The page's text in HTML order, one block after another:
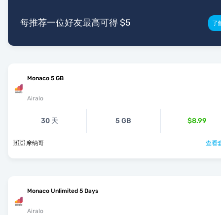
每推荐一位好友最高可得 $5 了
Monaco 5 GB
Airalo
30 天 5 GB $8.99
🇲🇨 摩纳哥 查看
Monaco Unlimited 5 Days
Airalo